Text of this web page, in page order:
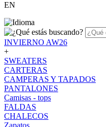
EN
INVIERNO AW26
+
SWEATERS
CARTERAS
CAMPERAS Y TAPADOS
PANTALONES
Camisas - tops
FALDAS
CHALECOS
Zapatos